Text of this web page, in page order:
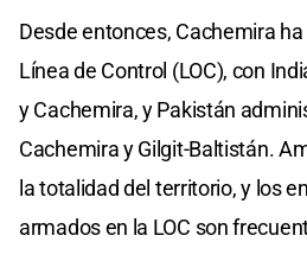
Desde entonces, Cachemira
Línea de Control (LOC), con
y Cachemira, y Pakistán
Cachemira y Gilgit-Baltistán.
la totalidad del territorio, y los
armados en la LOC son